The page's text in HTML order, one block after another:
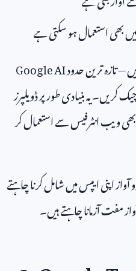
استعمال ہو سکتی ہے
ترین حدودGoogle AI
بنیادی طور پر ڈویلپرز
انٹرفیس سے استعمال کر
ایپس میں شامل کرنا چاہتے
آزمانا چاہتے ہیں۔